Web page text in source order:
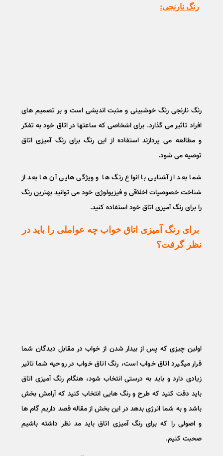
رنگ نارنجی:
رنگ نارنجی رنگ خوشبینی و مثبت اندیشی است و بر تصمیم های
افراد تاثیر می گذارد. برای اشخاصی که ساعتها در اتاق خود به تفکر
و مطالعه می پردازند استفاده از این رنگ برای رنگ آمیزی اتاق
توصیه می شود.
شما بعد از آشنایی با انواع رنگ ها و ویژگی هایی آن ها بعد از
شناخت خصوصیات اخلاقی و فیزیولوژی خود می توانید بهترین رنگ
را برای رنگ آمیزی اتاق خود استفاده کنید.
برای رنگ آمیزی اتاق خواب چه عواملی را باید در
نظر گرفت؟
اولین چیزی که پس از بیدار شدن از خواب در مقابل دیدگان شما
قرار میگیرد اتاق خواب است، رنگ اتاق خواب در روحیه شما تاثیر
زیادی دارد و باید به درستی انتخاب شود، هنگام رنگ آمیزی اتاق
باید دقت کنید که طرح و رنگ هایی انتخاب کنید که آرامش بخش
باشد و به شما انرژی بدهد در این بخش از مقاله قصد داریم گام ها
و اصولی را که برای رنگ آمیزی اتاق باید مد نظر داشته باشیم
صحبت کنیم‌.